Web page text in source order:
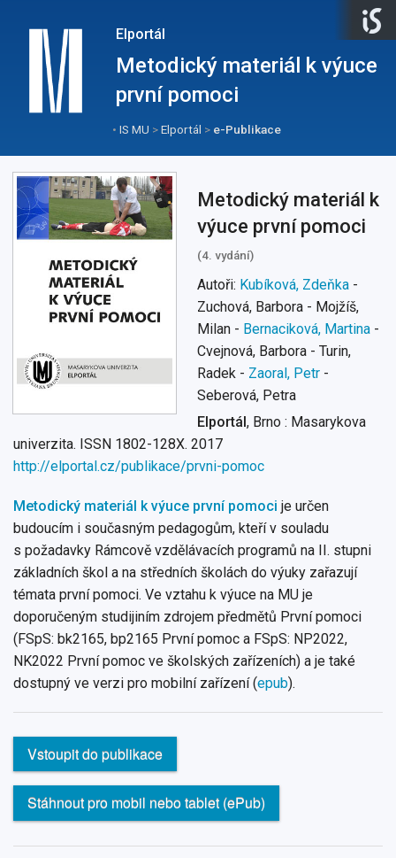
Elportál
Metodický materiál k výuce
první pomoci
• IS MU >Elportál > e-Publikace
Metodický materiál k
výuce první pomoci
(4. vydání)
Autoři: Kubíková, Zdeňka -
Zuchová, Barbora - Mojžíš,
Milan - Bernaciková, Martina -
Cvejnová, Barbora - Turin,
Radek - Zaoral, Petr -
Seberová, Petra
Elportál, Brno : Masarykova
univerzita. ISSN 1802-128X. 2017
http://elportal.cz/publikace/prvni-pomoc
Metodický materiál k výuce první pomoci je určen
budoucím i současným pedagogům, kteří v souladu
s požadavky Rámcově vzdělávacích programů na II. stupni
základních škol a na středních školách do výuky zařazují
témata první pomoci. Ve vztahu k výuce na MU je
doporučeným studijiním zdrojem předmětů První pomoci
(FSpS: bk2165, bp2165 První pomoc a FSpS: NP2022,
NK2022 První pomoc ve školských zařízeních) a je také
dostupný ve verzi pro mobilní zařízení (epub).
Vstoupit do publikace
Stáhnout pro mobil nebo tablet (ePub)